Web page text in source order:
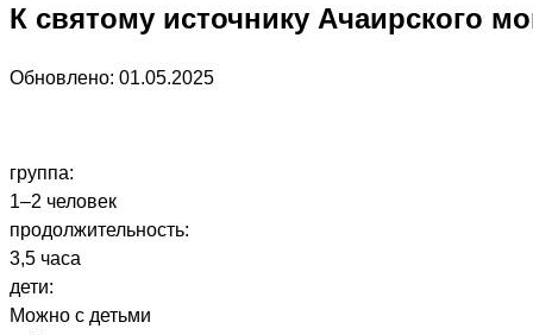
К святому источнику Ачаирского
Обновлено: 01.05.2025
группа:
1–2 человек
продолжительность:
3,5 часа
дети:
Можно с детьми